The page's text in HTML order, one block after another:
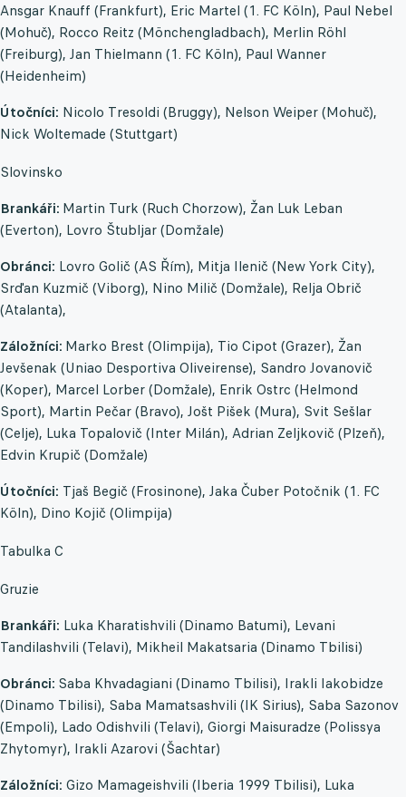
Ansgar Knauff (Frankfurt), Eric Martel (1. FC Köln), Paul Nebel
(Mohuč), Rocco Reitz (Mönchengladbach), Merlin Röhl
(Freiburg), Jan Thielmann (1. FC Köln), Paul Wanner
(Heidenheim)
Útočníci: Nicolo Tresoldi (Bruggy), Nelson Weiper (Mohuč),
Nick Woltemade (Stuttgart)
Slovinsko
Brankáři: Martin Turk (Ruch Chorzow), Žan Luk Leban
(Everton), Lovro Štubljar (Domžale)
Obránci: Lovro Golič (AS Řím), Mitja Ilenič (New York City),
Srďan Kuzmič (Viborg), Nino Milič (Domžale), Relja Obrič
(Atalanta),
Záložníci: Marko Brest (Olimpija), Tio Cipot (Grazer), Žan
Jevšenak (Uniao Desportiva Oliveirense), Sandro Jovanovič
(Koper), Marcel Lorber (Domžale), Enrik Ostrc (Helmond
Sport), Martin Pečar (Bravo), Jošt Pišek (Mura), Svit Sešlar
(Celje), Luka Topalovič (Inter Milán), Adrian Zeljkovič (Plzeň),
Edvin Krupič (Domžale)
Útočníci: Tjaš Begič (Frosinone), Jaka Čuber Potočnik (1. FC
Köln), Dino Kojič (Olimpija)
Tabulka C
Gruzie
Brankáři: Luka Kharatishvili (Dinamo Batumi), Levani
Tandilashvili (Telavi), Mikheil Makatsaria (Dinamo Tbilisi)
Obránci: Saba Khvadagiani (Dinamo Tbilisi), Irakli Iakobidze
(Dinamo Tbilisi), Saba Mamatsashvili (IK Sirius), Saba Sazonov
(Empoli), Lado Odishvili (Telavi), Giorgi Maisuradze (Polissya
Zhytomyr), Irakli Azarovi (Šachtar)
Záložníci: Gizo Mamageishvili (Iberia 1999 Tbilisi), Luka